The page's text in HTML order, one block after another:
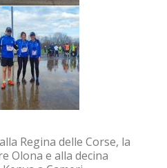
Regina delle Corse, la
Olona e alla decina